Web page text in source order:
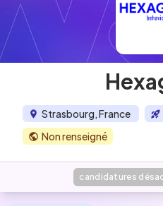
Strasbourg, France
Non renseigné
candidatures